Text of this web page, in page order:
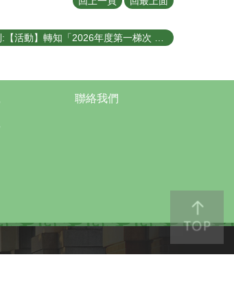
下一則:【活動】轉知「2026年度第一梯次 FITI新創團隊徵選」已開始徵件，並延長至2026年1月6日中午12:00截止，歡迎報名參加！
聯絡我們